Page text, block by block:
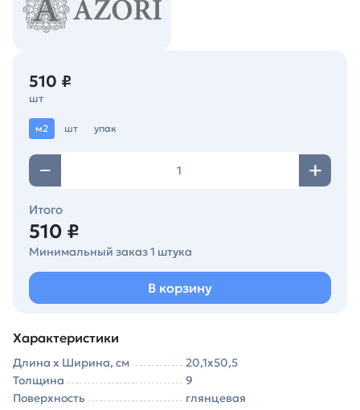
510 ₽
шт
м2 шт упак
Итого
510 ₽
Минимальный заказ 1 штука
В корзину
Характеристики
Длина х Ширина, см
20,1х50,5
Толщина
9
Поверхность
глянцевая